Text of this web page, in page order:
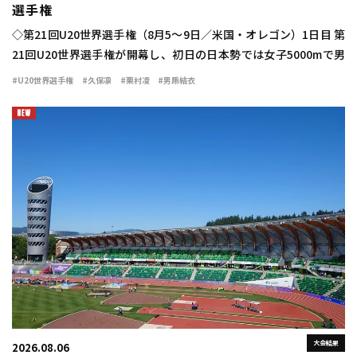
選手権
◇第21回U20世界選手権（8月5～9日／米国・オレゴン）1日目 第
21回U20世界選手権が開幕し、初日の日本勢では女子5000mで男
乕結衣（東北高3宮城）が15分37秒33で7位と、今大会日本勢最初
#U20世界選手権 #久保凛 #栗村凌 #男乕結衣
大会結果
2026.08.06